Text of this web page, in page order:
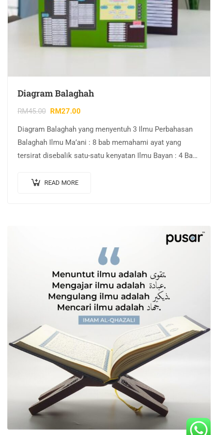
Diagram Balaghah
RM45.00 RM27.00
Diagram Balaghah yang menyentuh 3 Ilmu Perbahasan
Balaghah Ilmu Ma’ani : 8 bab memahami ayat yang
tersirat disebalik satu-satu kenyatan Ilmu Bayan : 4 Bab
READ MORE